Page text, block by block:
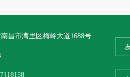
昌市湾里区梅岭大道1688号